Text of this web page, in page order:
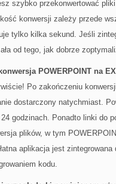
szybko przekonwertować
konwersji zależy przede
tylko kilka sekund. Jeśli
od tego, jak dobrze
POWERPOINT na
Po zakończeniu
dostarczony natychmiast.
24 godzinach. Ponadto linki do
plików, w tym
aplikacja jest
kodu.